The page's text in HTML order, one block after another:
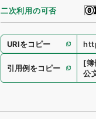
二次利用の可否
URIをコピー
引用例をコピー
[簿
公